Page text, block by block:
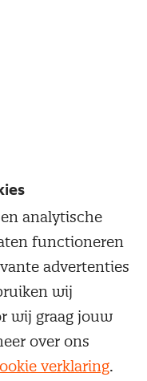
algemene
analytische
functioneren
advertenties
wij
wij graag jouw
over ons
verklaring.